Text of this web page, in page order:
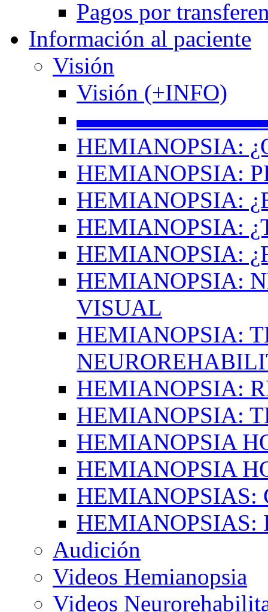
Pagos por
Información al paciente
Visión
Visión (+INFO)
HEMIANOPSIA:
HEMIANOPSIA:
HEMIANOPSIA:
HEMIANOPSIA:
HEMIANOPSIA:
HEMIANOPSIA:
VISUAL
HEMIANOPSIA:
HEMIANOPSIA:
HEMIANOPSIA:
HEMIANOPSIA
HEMIANOPSIA
HEMIANOPSIAS:
HEMIANOPSIAS:
Audición
Videos Hemianopsia
Videos